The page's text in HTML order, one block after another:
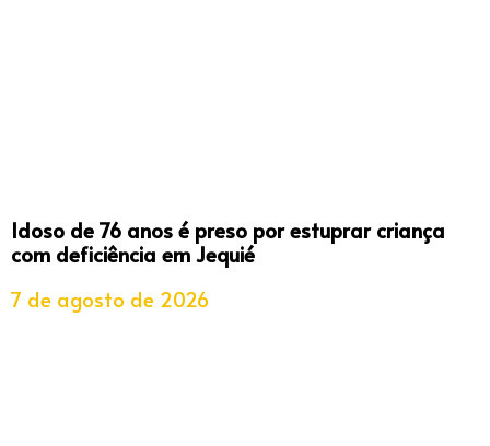
Idoso de 76 anos é preso por estuprar criança
com deficiência em Jequié
7 de agosto de 2026